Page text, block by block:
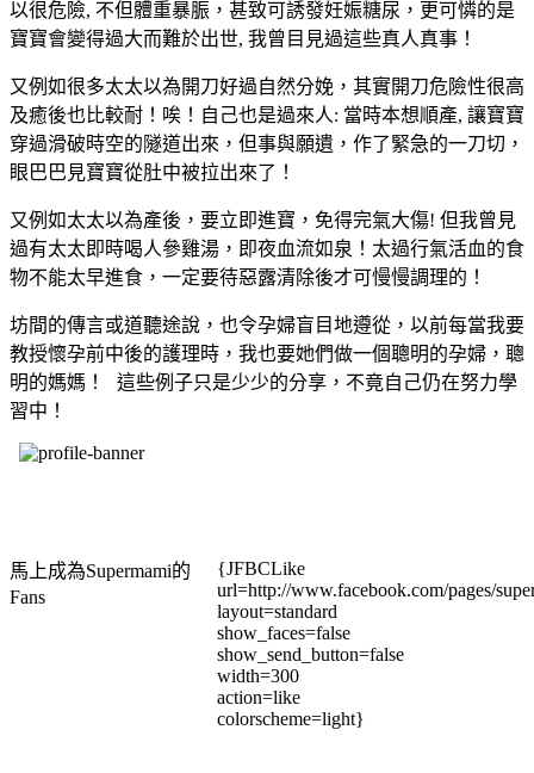
以很危險, 不但體重暴脤，甚致可誘發妊娠糖尿，更可憐的是
寶寶會變得過大而難於出世, 我曾目見過這些真人真事！
又例如很多太太以為開刀好過自然分娩，其實開刀危險性很高
及癒後也比較耐！唉！自己也是過來人: 當時本想順產, 讓寶寶
穿過滑破時空的隧道出來，但事與願遺，作了緊急的一刀切，
眼巴巴見寶寶從肚中被拉出來了！
又例如太太以為產後，要立即進寶，免得完氣大傷! 但我曾見
過有太太即時喝人參雞湯，即夜血流如泉！太過行氣活血的食
物不能太早進食，一定要待惡露清除後才可慢慢調理的！
坊間的傳言或道聽途說，也令孕婦盲目地遵從，以前每當我要
教授懷孕前中後的護理時，我也要她們做一個聰明的孕婦，聰
明的媽媽！ 這些例子只是少少的分享，不竟自己仍在努力學
習中！
馬上成為Supermami的
Fans
{JFBCLike
url=http://www.facebook.com/pages/
layout=standard
show_faces=false
show_send_button=false
width=300
action=like
colorscheme=light}